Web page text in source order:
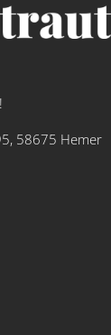
58675 Hemer